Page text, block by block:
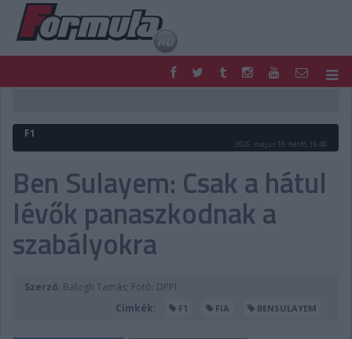
FORMULA
MOTOR
PODCAST
SHOP
LIVE
TIPPJÁTÉK
DIGITÁLIS MAGAZIN
PONTÁLLÁSOK
VERSENYNAPTÁRAK
F1
2026. május 18. hétfő, 16:48
Ben Sulayem: Csak a hátul
lévők panaszkodnak a
szabályokra
Szerző: Balogh Tamás; Fotó: DPPI
Címkék:
F1 FIA BENSULAYEM